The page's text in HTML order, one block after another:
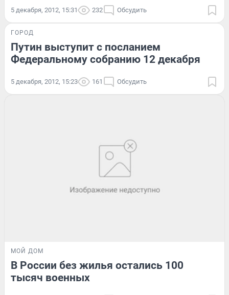
5 декабря, 2012, 15:31 232 Обсудить
ГОРОД
Путин выступит с посланием
Федеральному собранию 12 декабря
5 декабря, 2012, 15:23 161 Обсудить
МОЙ ДОМ
В России без жилья остались 100
тысяч военных